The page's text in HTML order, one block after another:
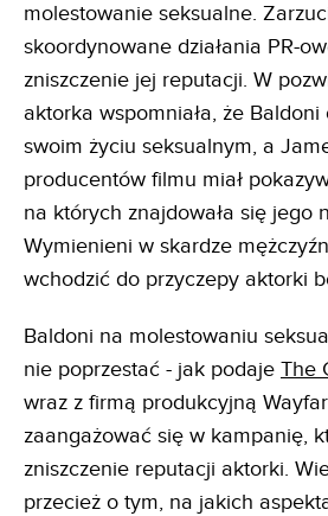
molestowanie seksualne.
skoordynowane działania PR-
zniszczenie jej reputacji. W
aktorka wspomniała, że Baldoni
swoim życiu seksualnym, a
producentów filmu miał
na których znajdowała się jego
Wymienieni w skardze
wchodzić do przyczepy aktorki
Baldoni na molestowaniu
nie poprzestać - jak podaje The
wraz z firmą produkcyjną
zaangażować się w kampanię,
zniszczenie reputacji aktorki.
przecież o tym, na jakich